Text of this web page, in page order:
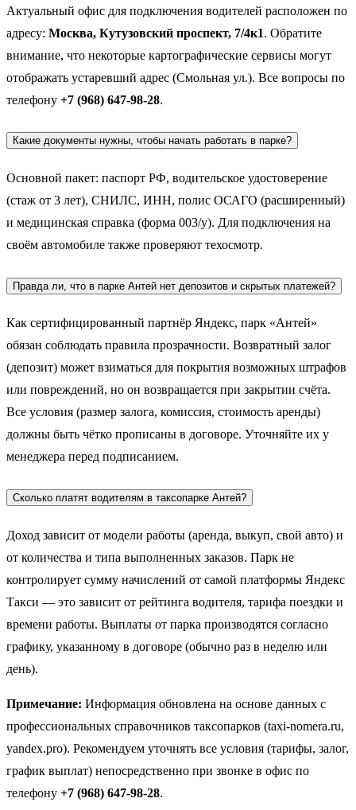
Актуальный офис для подключения водителей расположен по
адресу: Москва, Кутузовский проспект, 7/4к1. Обратите
внимание, что некоторые картографические сервисы могут
отображать устаревший адрес (Смольная ул.). Все вопросы по
телефону +7 (968) 647-98-28.
Какие документы нужны, чтобы начать работать в парке?
Основной пакет: паспорт РФ, водительское удостоверение
(стаж от 3 лет), СНИЛС, ИНН, полис ОСАГО (расширенный)
и медицинская справка (форма 003/у). Для подключения на
своём автомобиле также проверяют техосмотр.
Правда ли, что в парке Антей нет депозитов и скрытых платежей?
Как сертифицированный партнёр Яндекс, парк «Антей»
обязан соблюдать правила прозрачности. Возвратный залог
(депозит) может взиматься для покрытия возможных штрафов
или повреждений, но он возвращается при закрытии счёта.
Все условия (размер залога, комиссия, стоимость аренды)
должны быть чётко прописаны в договоре. Уточняйте их у
менеджера перед подписанием.
Сколько платят водителям в таксопарке Антей?
Доход зависит от модели работы (аренда, выкуп, свой авто) и
от количества и типа выполненных заказов. Парк не
контролирует сумму начислений от самой платформы Яндекс
Такси — это зависит от рейтинга водителя, тарифа поездки и
времени работы. Выплаты от парка производятся согласно
графику, указанному в договоре (обычно раз в неделю или
день).
Примечание: Информация обновлена на основе данных с
профессиональных справочников таксопарков (taxi-nomera.ru,
yandex.pro). Рекомендуем уточнять все условия (тарифы, залог,
график выплат) непосредственно при звонке в офис по
телефону +7 (968) 647-98-28.